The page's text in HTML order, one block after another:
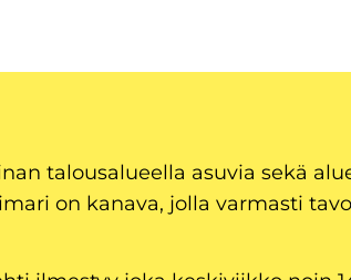
talousalueella asuvia sekä
on kanava, jolla varmasti